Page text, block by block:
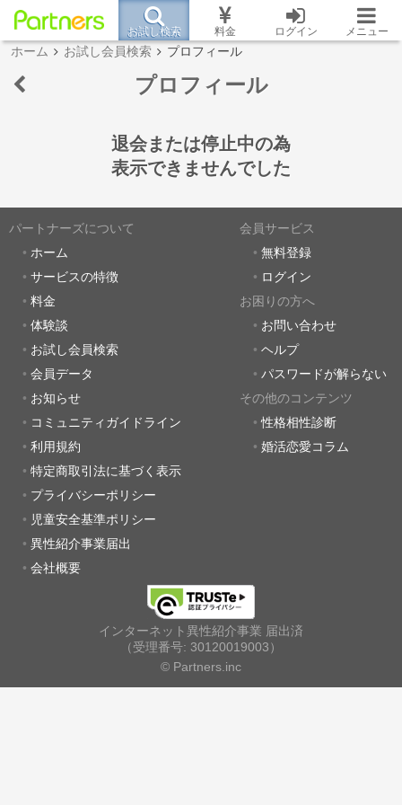
お試し検索 料金 ログイン メニュー
ホーム お試し会員検索 プロフィール
プロフィール
退会または停止中の為
表示できませんでした
パートナーズについて
ホーム
サービスの特徴
料金
体験談
お試し会員検索
会員データ
お知らせ
コミュニティガイドライン
利用規約
特定商取引法に基づく表示
プライバシーポリシー
児童安全基準ポリシー
異性紹介事業届出
会社概要
会員サービス
無料登録
ログイン
お困りの方へ
お問い合わせ
ヘルプ
パスワードが解らない
その他のコンテンツ
性格相性診断
婚活恋愛コラム
インターネット異性紹介事業 届出済
（受理番号: 30120019003）
© Partners.inc